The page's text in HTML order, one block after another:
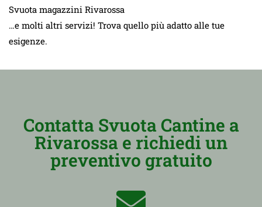
Svuota magazzini Rivarossa
…e molti altri servizi! Trova quello più adatto alle tue
esigenze.
Contatta Svuota Cantine a
Rivarossa e richiedi un
preventivo gratuito